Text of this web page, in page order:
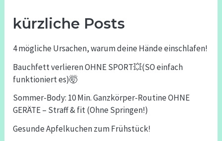
kürzliche Posts
4 mögliche Ursachen, warum deine Hände einschlafen!
Bauchfett verlieren OHNE SPORT💥(SO einfach
funktioniert es)🤯
Sommer-Body: 10 Min. Ganzkörper-Routine OHNE
GERÄTE – Straff & fit (Ohne Springen!)
Gesunde Apfelkuchen zum Frühstück!